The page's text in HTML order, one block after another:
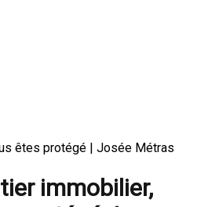
êtes protégé | Josée Métras
immobilier,